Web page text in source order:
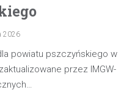
2026
powiatu pszczyńskiego w
przez IMGW-